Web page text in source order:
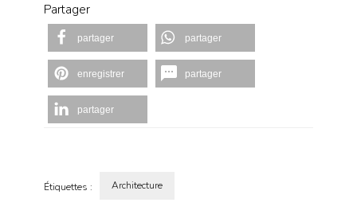
Partager
partager partager
enregistrer partager
partager
Étiquettes : Architecture